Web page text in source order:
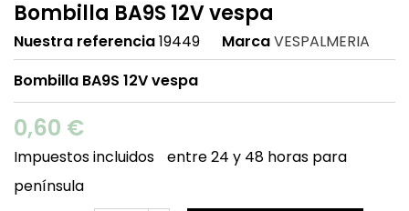
Bombilla BA9S 12V vespa
Nuestra referencia19449 MarcaVESPALMERIA
Bombilla BA9S 12V vespa
0,60 €
Impuestos incluidos
entre 24 y 48 horas para
península